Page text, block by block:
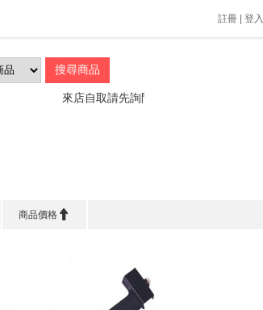
註冊 登入
來店自取請先詢問喔
商品價格 